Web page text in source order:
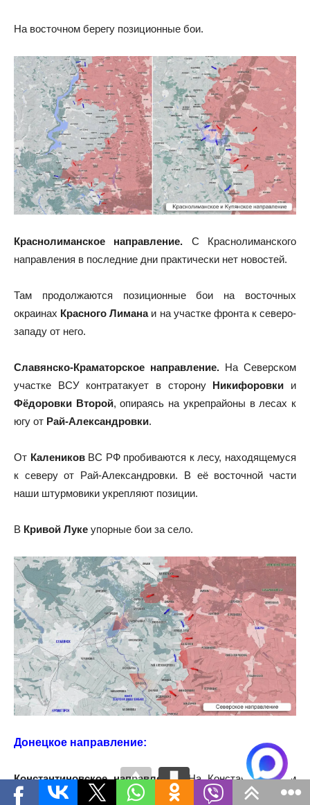
На восточном берегу позиционные бои.
Краснолиманское направление. С Краснолиманского
направления в последние дни практически нет новостей.
Там продолжаются позиционные бои на восточных
окраинах Красного Лиманаи на участке фронта к северо-
западу от него.
Славянско-Краматорское направление. На Северском
участке ВСУ контратакует в сторону Никифоровки и
Фёдоровки Второй, опираясь на укрепрайоны в лесах к
югу от Рай-Александровки.
От КалениковВС РФ пробиваются к лесу, находящемуся
к северу от Рай-Александровки. В её восточной части
наши штурмовики укрепляют позиции.
В Кривой Луке упорные бои за село.
Донецкое направление:
Константиновское направление.НаКонстантиновском
направлении
тяжёлая ситуация остаётся в районе Долгой